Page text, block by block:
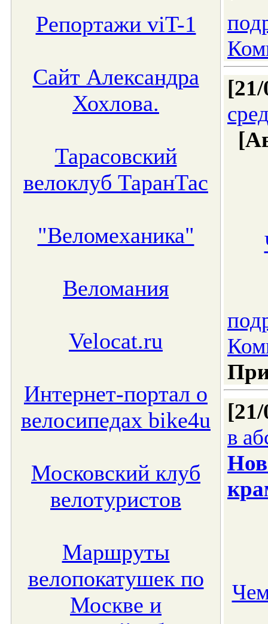
Репортажи viT-1
Сайт Александра
Хохлова.
Тарасовский
велоклуб ТаранТас
"Веломеханика"
Веломания
Velocat.ru
Интернет-портал о
велосипедах bike4u
Московский клуб
велотуристов
Маршруты
велопокатушек по
Москве и
в